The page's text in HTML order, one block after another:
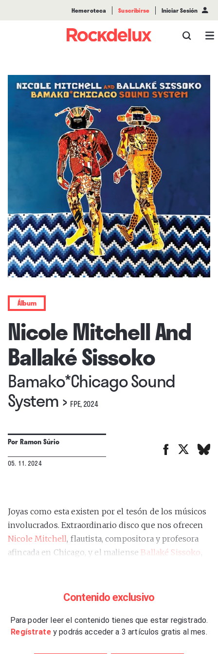
Hemeroteca Suscribirse Iniciar Sesión
Álbum
Nicole Mitchell And
Ballaké Sissoko
Bamako*Chicago Sound
System› FPE, 2024
PorRamon Súrio
05. 11. 2024
Joyas como esta existen por el tesón de los músicos
involucrados. Extraordinario disco que nos ofrecen
Nicole Mitchell, flautista, compositora y profesora
afincada en Chicago, y el malienseBallaké Sissoko,
Ambos tienen unos currículos de auténtico lujo; del
haremos a continuación. Expresidenta de la
prestigiosa asociación AACM (Association For The
Contenido exclusivo
Para poder leer el contenido tienes que estar registrado.
Regístrate y podrás acceder a 3 artículos gratis al mes.